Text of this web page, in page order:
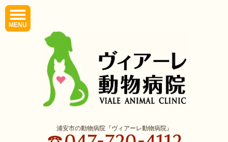
MENU
浦安市の動物病院『ヴィアーレ動物病院』